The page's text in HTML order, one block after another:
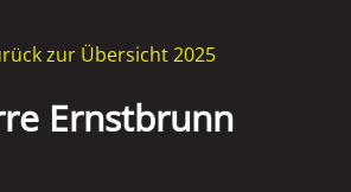
zur Übersicht 2025
Ernstbrunn